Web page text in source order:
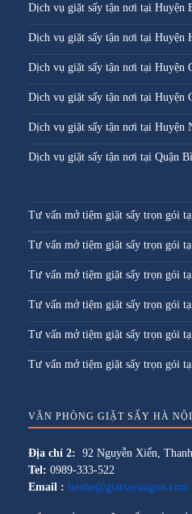
Dịch vụ giặt sấy tận nơi tại Huyện
Dịch vụ giặt sấy tận nơi tại Huyện
Dịch vụ giặt sấy tận nơi tại Huyện
Dịch vụ giặt sấy tận nơi tại Huyện
Dịch vụ giặt sấy tận nơi tại Huyện
Dịch vụ giặt sấy tận nơi tại Quận
Tư vấn mở tiệm giặt sấy trọn gói
Tư vấn mở tiệm giặt sấy trọn gói
Tư vấn mở tiệm giặt sấy trọn gói
Tư vấn mở tiệm giặt sấy trọn gói
Tư vấn mở tiệm giặt sấy trọn gói
Tư vấn mở tiệm giặt sấy trọn gói
VĂN PHÒNG GIẶT SẤY HÀ NỘI
Địa chỉ 2: 92 Nguyễn Xiển,
Tel: 0989-333-522
Email : lienhe@giatsaysaigon.com